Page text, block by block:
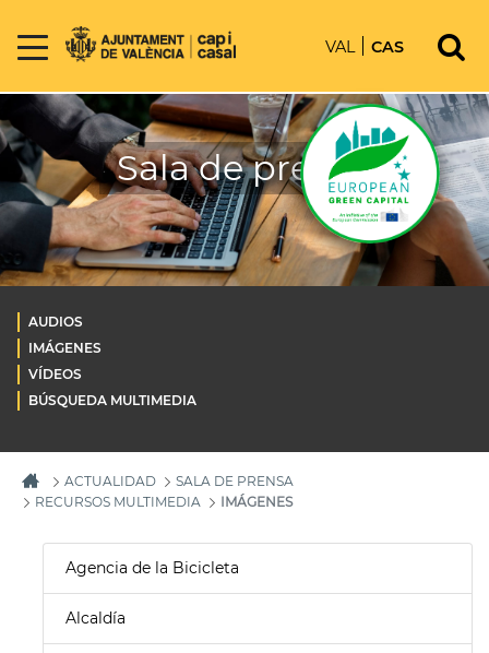
VAL CAS
Sala de prensa
AUDIOS
IMÁGENES
VÍDEOS
BÚSQUEDA MULTIMEDIA
ACTUALIDAD
SALA DE PRENSA
RECURSOS MULTIMEDIA
IMÁGENES
Agencia de la Bicicleta
Alcaldía